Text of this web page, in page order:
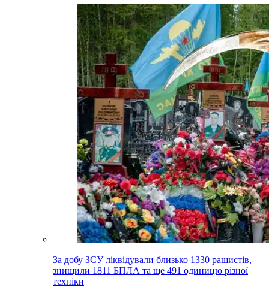
За добу ЗСУ ліквідували близько 1330 рашистів,
знищили 1811 БПЛА та ще 491 одиницю різної
техніки